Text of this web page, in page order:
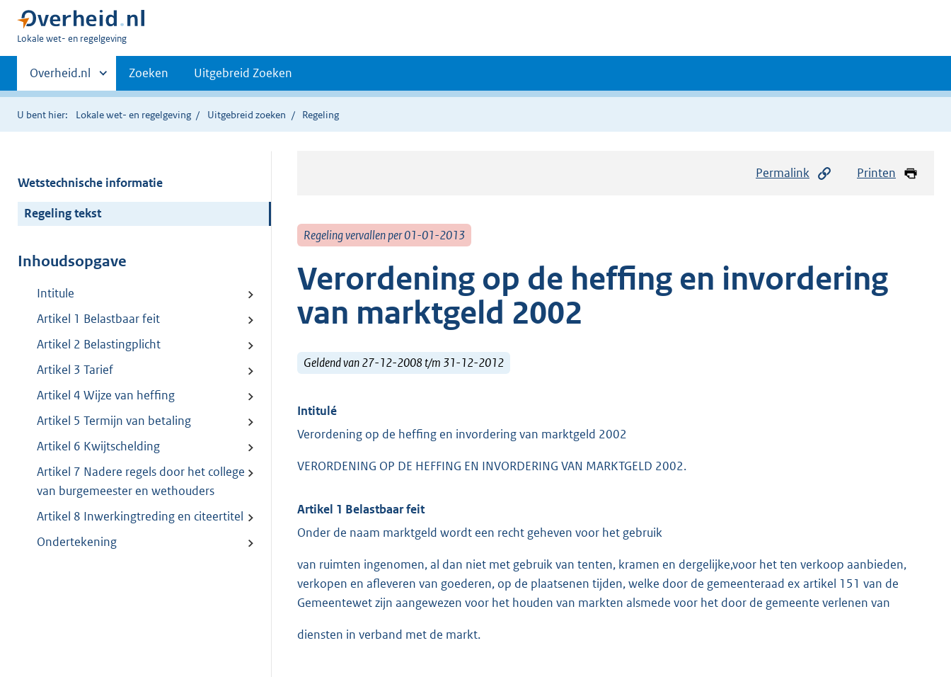
U
hier:
Lokale wet- en regelgeving
Primaire
navigatie
Andere
sites
binnen
Overheid.nl Zoeken Uitgebreid Zoeken
U bent hier: Lokale wet- en regelgeving Uitgebreid zoeken Regeling
Wetstechnische informatie
Regeling tekst
Inhoudsopgave
Intitule
Artikel 1 Belastbaar feit
Artikel 2 Belastingplicht
Artikel 3 Tarief
Artikel 4 Wijze van heffing
Artikel 5 Termijn van betaling
Artikel 6 Kwijtschelding
Artikel 7 Nadere regels door het college
van burgemeester en wethouders
Artikel 8 Inwerkingtreding en citeertitel
Ondertekening
Permalink Printen
Regeling vervallen per 01-01-2013
Verordening op de heffing en invordering
van marktgeld 2002
Geldend van 27-12-2008 t/m 31-12-2012
Intitulé
Verordening op de heffing en invordering van marktgeld 2002
VERORDENING OP DE HEFFING EN INVORDERING VAN MARKTGELD 2002.
Artikel 1 Belastbaar feit
Onder de naam marktgeld wordt een recht geheven voor het gebruik
van ruimten ingenomen, al dan niet met gebruik van tenten, kramen en dergelijke,voor het ten verkoop aanbieden,
verkopen en afleveren van goederen, op de plaatsenen tijden, welke door de gemeenteraad ex artikel 151 van de
Gemeentewet zijn aangewezen voor het houden van markten alsmede voor het door de gemeente verlenen van
diensten in verband met de markt.